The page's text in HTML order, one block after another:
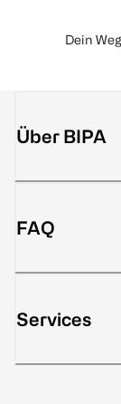
Dein
Über BIPA
FAQ
Services